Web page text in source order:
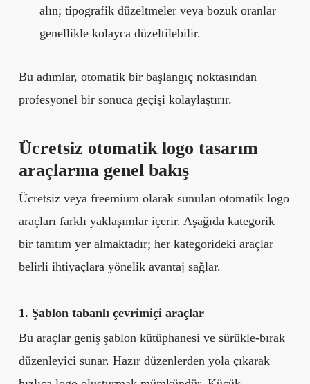
alın; tipografik düzeltmeler veya bozuk oranlar
genellikle kolayca düzeltilebilir.
Bu adımlar, otomatik bir başlangıç noktasından
profesyonel bir sonuca geçişi kolaylaştırır.
Ücretsiz otomatik logo tasarım
araçlarına genel bakış
Ücretsiz veya freemium olarak sunulan otomatik logo
araçları farklı yaklaşımlar içerir. Aşağıda kategorik
bir tanıtım yer almaktadır; her kategorideki araçlar
belirli ihtiyaçlara yönelik avantaj sağlar.
1. Şablon tabanlı çevrimiçi araçlar
Bu araçlar geniş şablon kütüphanesi ve sürükle-bırak
düzenleyici sunar. Hazır düzenlerden yola çıkarak